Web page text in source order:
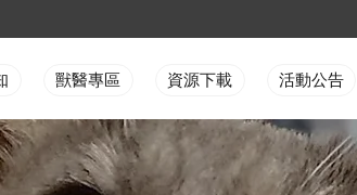
獸醫專區 資源下載 活動公告